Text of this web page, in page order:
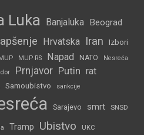
Luka Banjaluka Beograd
Hrvatska Iran Izbori
MUP RS Napad NATO Nesreća
Prnjavor Putin rat
Samoubistvo sankcije
Sarajevo smrt SNSD
Tramp Ubistvo UKC